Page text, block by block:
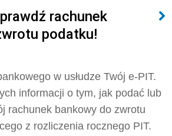
rachunek
podatku!
w usłudze Twój e-PIT.
informacji o tym, jak podać lub
rachunek bankowy do zwrotu
z rozliczenia rocznego PIT.